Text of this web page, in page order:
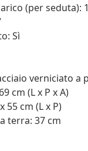
(per seduta):
Sì
verniciato a
cm (L x P x A)
55 cm (L x P)
terra: 37 cm